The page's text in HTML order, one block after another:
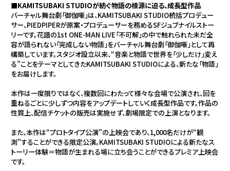
■KAMITSUBAKI STUDIOが紡ぐ物語の根源に迫る、成長型作品
バーチャル舞台劇「御伽噺」は、KAMITSUBAKI STUDIO統括プロデュー
サー、PIEDPIPERが原案・プロデューサーを務めるSFジュブナイルストー
リーです。花譜の1st ONE-MAN LIVE「不可解」の中で触れられた未だ全
容が語られない「完成しない物語」をバーチャル舞台劇「御伽噺」として再
構築しています。スタジオ設立以来、“音楽と物語で世界を「少しだけ」変え
る”ことをテーマとしてきたKAMITSUBAKI STUDIOによる、新たな「物語」
をお届けします。
本作は一度限りではなく、複数回にわたって様々な会場で公演され、回を
重ねるごとに少しずつ内容をアップデートしていく成長型作品です。作品の
性質上、配信チケットの販売は実施せず、劇場限定での上演となります。
また、本作は“プロトタイプ公演”の上映会であり、1,000名だけが“観
測”することができる限定公演。KAMITSUBAKI STUDIOによる新たなス
トーリー体験＝物語が生まれる場に立ち会うことができるプレミア上映会
です。